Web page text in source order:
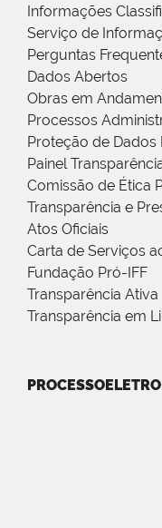
Informações
Serviço de
Perguntas
Dados Abertos
Obras em
Processos
Proteção de Dados
Painel
Comissão de Ética
Transparência e
Atos Oficiais
Carta de Serviços
Fundação Pró-IFF
Transparência Ativa
Transparência em